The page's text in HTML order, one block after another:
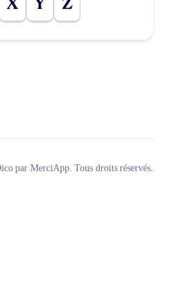
X Y Z
par MerciApp. Tous droits réservés.